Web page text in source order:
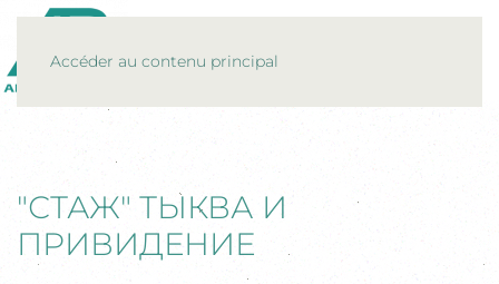
Accéder au contenu principal
"СТАЖ" ТЫКВА И
ПРИВИДЕНИЕ